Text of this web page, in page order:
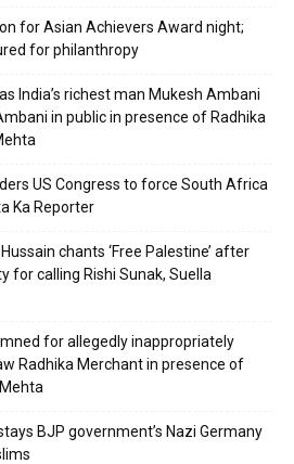
for Asian Achievers Award night;
for philanthropy
India’s richest man Mukesh Ambani
in public in presence of Radhika
US Congress to force South Africa
Ka Reporter
chants ‘Free Palestine’ after
for calling Rishi Sunak, Suella
for allegedly inappropriately
Radhika Merchant in presence of
BJP government’s Nazi Germany